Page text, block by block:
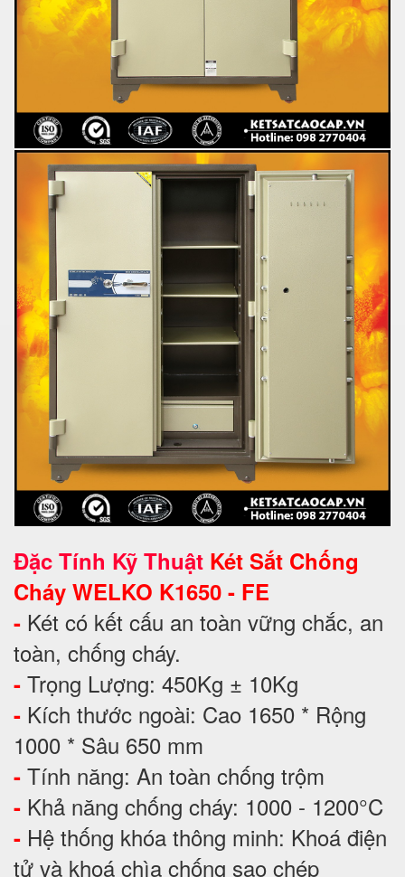
Đặc Tính Kỹ Thuật Két Sắt Chống
Cháy WELKO K1650 - FE
- Két có kết cấu an toàn vững chắc, an
toàn, chống cháy.
- Trọng Lượng: 450Kg ± 10Kg
- Kích thước ngoài: Cao 1650 * Rộng
1000 * Sâu 650 mm
- Tính năng: An toàn chống trộm
- Khả năng chống cháy: 1000 - 1200°C
- Hệ thống khóa thông minh: Khoá điện
tử và khoá chìa chống sao chép